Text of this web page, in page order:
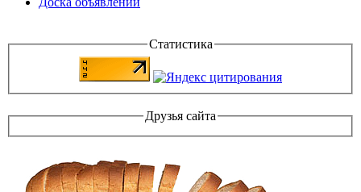
Статистика
Друзья сайта